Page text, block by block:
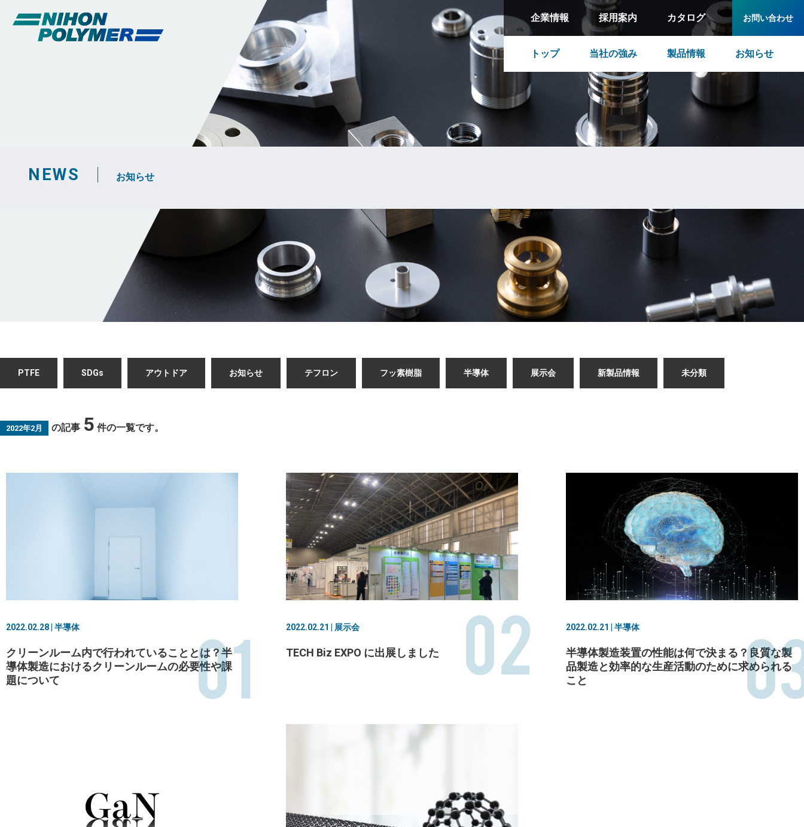
トップ 当社の強み 製品情報 お知らせ
企業情報 採用案内 カタログ お問い合わせ
NEWS お知らせ
PTFE SDGs アウトドア お知らせ テフロン フッ素樹脂 半導体 展示会 新製品情報 未分類
2022年2月 の記事 5 件の一覧です。
2022.02.28 | 半導体
クリーンルーム内で行われていることとは？半
導体製造におけるクリーンルームの必要性や課
題について
01 2022.02.21 | 展示会
TECH Biz EXPO に出展しました 02 2022.02.21 | 半導体
半導体製造装置の性能は何で決まる？良質な製
品製造と効率的な生産活動のために求められる
こと